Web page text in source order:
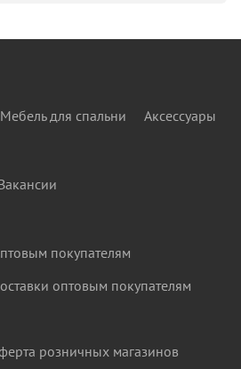
Мебель для спальни Аксессуары
покупателям
оптовым покупателям
розничных магазинов